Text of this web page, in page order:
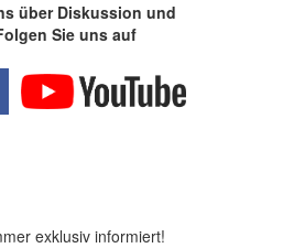
über Diskussion und
Sie uns auf
exklusiv informiert!